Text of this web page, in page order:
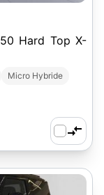
Hard Top X-
Micro Hybride